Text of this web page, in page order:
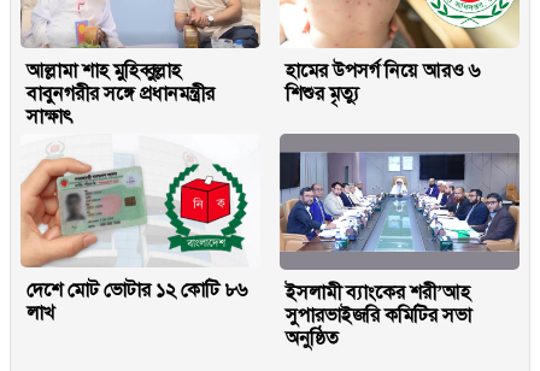
আল্লামা শাহ মুহিব্বুল্লাহ
বাবুনগরীর সঙ্গে প্রধানমন্ত্রীর
সাক্ষাৎ
হামের উপসর্গ নিয়ে আরও ৬
শিশুর মৃত্যু
দেশে মোট ভোটার ১২ কোটি ৮৬
লাখ
ইসলামী ব্যাংকের শরী’আহ
সুপারভাইজরি কমিটির সভা
অনুষ্ঠিত